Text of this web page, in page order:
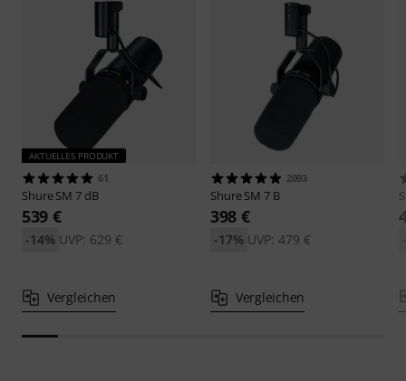
AKTUELLES PRODUKT
61
ShureSM 7 dB
539 €
UVP: 629 €
-14%
Vergleichen
2093
ShureSM 7 B
398 €
UVP: 479 €
-17%
Vergleichen